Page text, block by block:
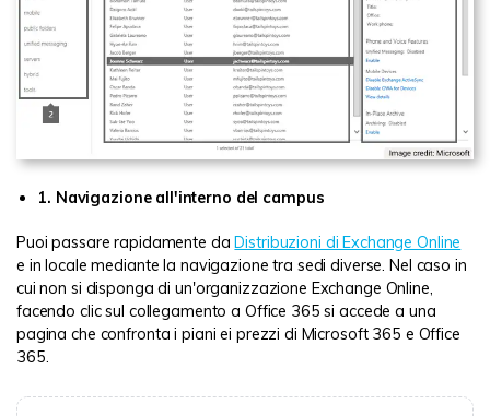
1. Navigazione all'interno del campus
Puoi passare rapidamente daDistribuzioni di Exchange Online
e in locale mediante la navigazione tra sedi diverse. Nel caso in
cui non si disponga di un'organizzazione Exchange Online,
facendo clic sul collegamento a Office 365 si accede a una
pagina che confronta i piani ei prezzi di Microsoft 365 e Office
365.